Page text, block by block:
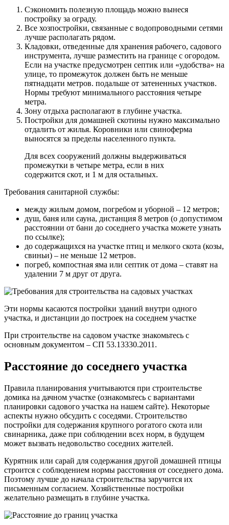
Сэкономить полезную площадь можно вынеся
постройку за ограду.
Все хозпостройки, связанные с водопроводными сетями
лучше располагать рядом.
Кладовки, отведенные для хранения рабочего, садового
инструмента, лучше разместить на границе с огородом.
Если на участке предусмотрен септик или «удобства» на
улице, то промежуток должен быть не меньше
пятнадцати метров. подальше от затененных участков.
Нормы требуют минимального расстояния четыре
метра.
Зону отдыха располагают в глубине участка.
Постройки для домашней скотины нужно максимально
отдалить от жилья. Коровники или свиноферма
выносятся за пределы населенного пункта.
Для всех сооружений должны выдерживаться
промежутки в четыре метра, если в них
содержится скот, и 1 м для остальных.
Требования санитарной службы:
между жилым домом, погребом и уборной – 12 метров;
душ, баня или сауна, дистанция 8 метров (о допустимом
расстоянии от бани до соседнего участка можете узнать
по ссылке);
до содержащихся на участке птиц и мелкого скота (козы,
свиньи) – не меньше 12 метров.
погреб, компостная яма или септик от дома – ставят на
удалении 7 м друг от друга.
Эти нормы касаются постройки зданий внутри одного
участка, и дистанции до построек на соседнем участке
При строительстве на садовом участке знакомьтесь с
основным документом – СП 53.13330.2011.
Расстояние до соседнего участка
Правила планирования учитываются при строительстве
домика на дачном участке (ознакомьтесь с вариантами
планировки садового участка на нашем сайте). Некоторые
аспекты нужно обсудить с соседями. Строительство
постройки для содержания крупного рогатого скота или
свинарника, даже при соблюдении всех норм, в будущем
может вызвать недовольство соседних жителей.
Курятник или сарай для содержания другой домашней птицы
строится с соблюдением нормы расстояния от соседнего дома.
Поэтому лучше до начала строительства заручится их
письменным согласием. Хозяйственные постройки
желательно размещать в глубине участка.